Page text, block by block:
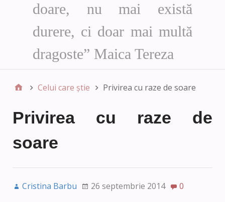
doare, nu mai există
durere, ci doar mai multă
dragoste” Maica Tereza
Celui care știe Privirea cu raze de soare
Privirea cu raze de
soare
Cristina Barbu 26 septembrie 2014 0